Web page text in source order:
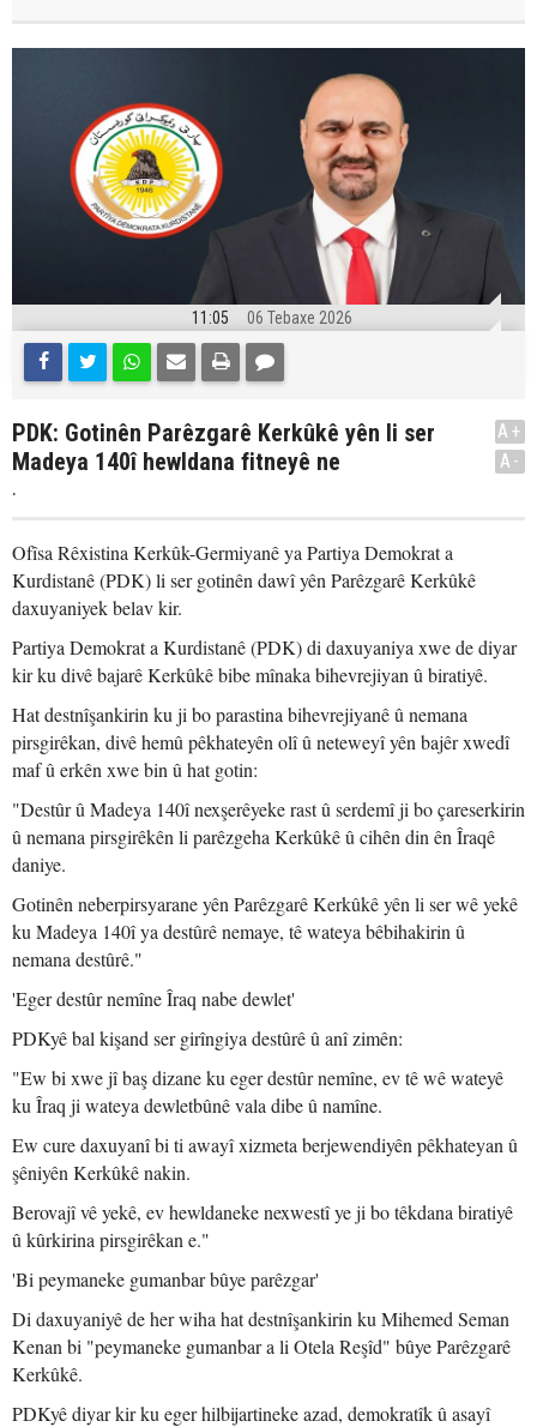
11:05 06 Tebaxe 2026
PDK: Gotinên Parêzgarê Kerkûkê yên li ser
Madeya 140î hewldana fitneyê ne
.
A+
A-
Ofîsa Rêxistina Kerkûk-Germiyanê ya Partiya Demokrat a
Kurdistanê (PDK) li ser gotinên dawî yên Parêzgarê Kerkûkê
daxuyaniyek belav kir.
Partiya Demokrat a Kurdistanê (PDK) di daxuyaniya xwe de diyar
kir ku divê bajarê Kerkûkê bibe mînaka bihevrejiyan û biratiyê.
Hat destnîşankirin ku ji bo parastina bihevrejiyanê û nemana
pirsgirêkan, divê hemû pêkhateyên olî û neteweyî yên bajêr xwedî
maf û erkên xwe bin û hat gotin:
"Destûr û Madeya 140î nexşerêyeke rast û serdemî ji bo çareserkirin
û nemana pirsgirêkên li parêzgeha Kerkûkê û cihên din ên Îraqê
daniye.
Gotinên neberpirsyarane yên Parêzgarê Kerkûkê yên li ser wê yekê
ku Madeya 140î ya destûrê nemaye, tê wateya bêbihakirin û
nemana destûrê."
'Eger destûr nemîne Îraq nabe dewlet'
PDKyê bal kişand ser girîngiya destûrê û anî zimên:
"Ew bi xwe jî baş dizane ku eger destûr nemîne, ev tê wê wateyê
ku Îraq ji wateya dewletbûnê vala dibe û namîne.
Ew cure daxuyanî bi ti awayî xizmeta berjewendiyên pêkhateyan û
şêniyên Kerkûkê nakin.
Berovajî vê yekê, ev hewldaneke nexwestî ye ji bo têkdana biratiyê
û kûrkirina pirsgirêkan e."
'Bi peymaneke gumanbar bûye parêzgar'
Di daxuyaniyê de her wiha hat destnîşankirin ku Mihemed Seman
Kenan bi "peymaneke gumanbar a li Otela Reşîd" bûye Parêzgarê
Kerkûkê.
PDKyê diyar kir ku eger hilbijartineke azad, demokratîk û asayî